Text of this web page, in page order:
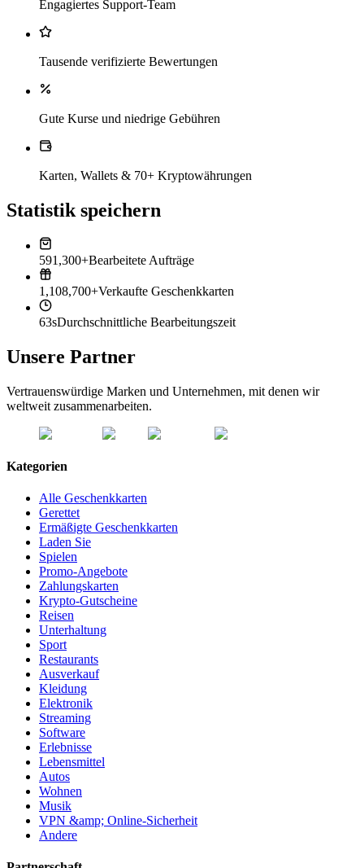
Engagiertes Support-Team
Tausende verifizierte Bewertungen
Gute Kurse und niedrige Gebühren
Karten, Wallets & 70+ Kryptowährungen
Statistik speichern
591,300+Bearbeitete Aufträge
1,108,700+Verkaufte Geschenkkarten
63sDurchschnittliche Bearbeitungszeit
Unsere Partner
Vertrauenswürdige Marken und Unternehmen, mit denen wir
weltweit zusammenarbeiten.
Kategorien
Alle Geschenkkarten
Gerettet
Ermäßigte Geschenkkarten
Laden Sie
Spielen
Promo-Angebote
Zahlungskarten
Krypto-Gutscheine
Reisen
Unterhaltung
Sport
Restaurants
Ausverkauf
Kleidung
Elektronik
Streaming
Software
Erlebnisse
Lebensmittel
Autos
Wohnen
Musik
VPN &amp; Online-Sicherheit
Andere